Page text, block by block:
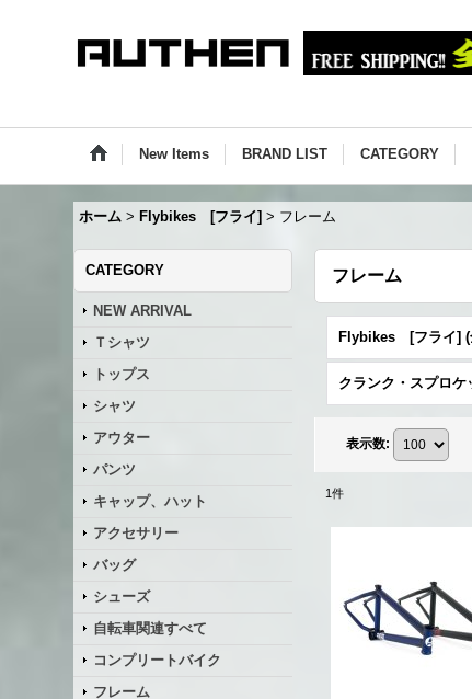
New Items BRAND LIST CATEGORY
ホーム > Flybikes [フライ] > フレーム
CATEGORY
NEW ARRIVAL
Ｔシャツ
トップス
シャツ
アウター
パンツ
キャップ、ハット
アクセサリー
バッグ
シューズ
自転車関連すべて
コンプリートバイク
フレーム
フレーム
表示数:
1件